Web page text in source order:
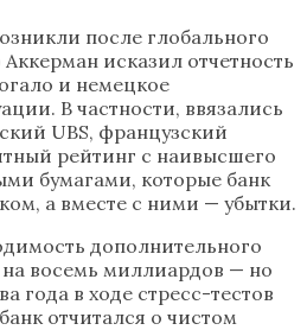
после глобального
исказил отчетность
и немецкое
В частности, ввязались
UBS, французский
рейтинг с наивысшего
бумагами, которые банк
а вместе с ними — убытки.
дополнительного
восемь миллиардов — но
года в ходе стресс-тестов
отчитался о чистом